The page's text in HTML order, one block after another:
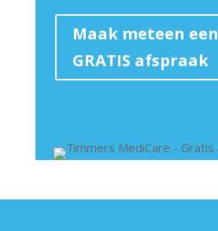
Maak meteen een
GRATIS afspraak